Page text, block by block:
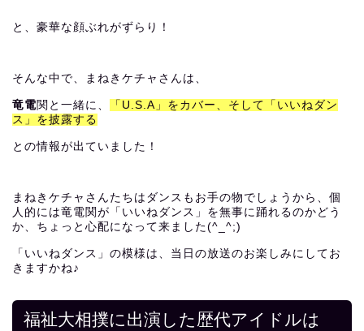
と、豪華な顔ぶれがずらり！
そんな中で、まねきケチャさんは、
竜電関と一緒に、 「U.S.A」をカバー、そして
「いいねダン
ス」を披露する
との情報が出ていました！
まねきケチャさんたちはダンスもお手の物でしょうから、個
人的には竜電関が「いいねダンス」を無事に踊れるのかどう
か、ちょっと心配になって来ました(^_^;)
「いいねダンス」の模様は、当日の放送のお楽しみにしてお
きますかね♪
福祉大相撲に出演した歴代アイドルは